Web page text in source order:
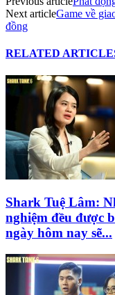
Next articleGame về
đồng
RELATED
Shark Tuệ Lâm:
nghiệm đều được
ngày hôm nay sẽ...